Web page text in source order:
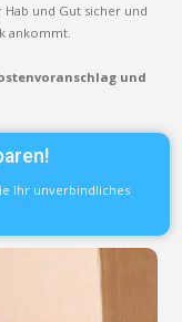
Hab und Gut sicher und
ankommt.
und
Ihr unverbindliches